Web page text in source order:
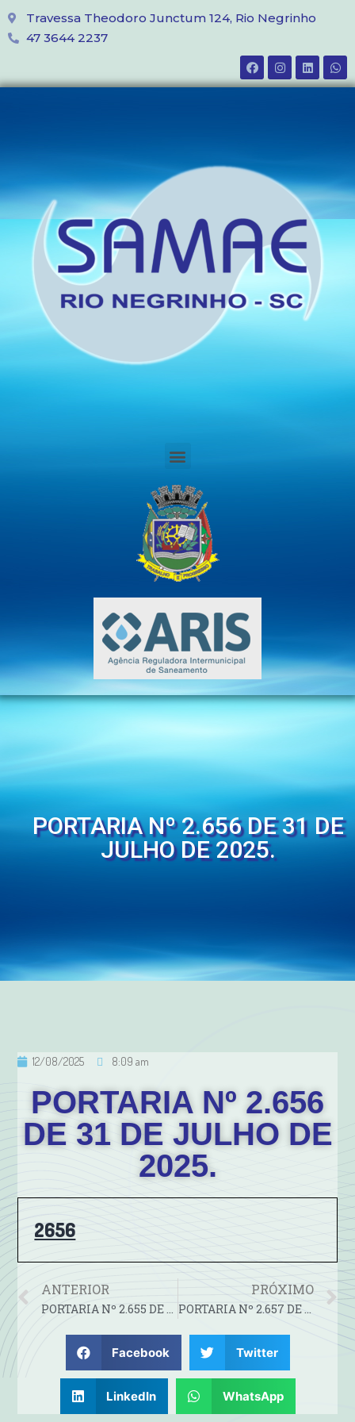
Travessa Theodoro Junctum 124, Rio Negrinho
47 3644 2237
PORTARIA Nº 2.656 DE 31 DE
JULHO DE 2025.
12/08/2025 8:09 am
PORTARIA Nº 2.656
DE 31 DE JULHO DE
2025.
2656
ANTERIOR
PORTARIA Nº 2.655 DE 30 DE JULHO DE 2025.
PRÓXIMO
PORTARIA Nº 2.657 DE 31 DE JULHO DE 2025.
Facebook Twitter
LinkedIn WhatsApp